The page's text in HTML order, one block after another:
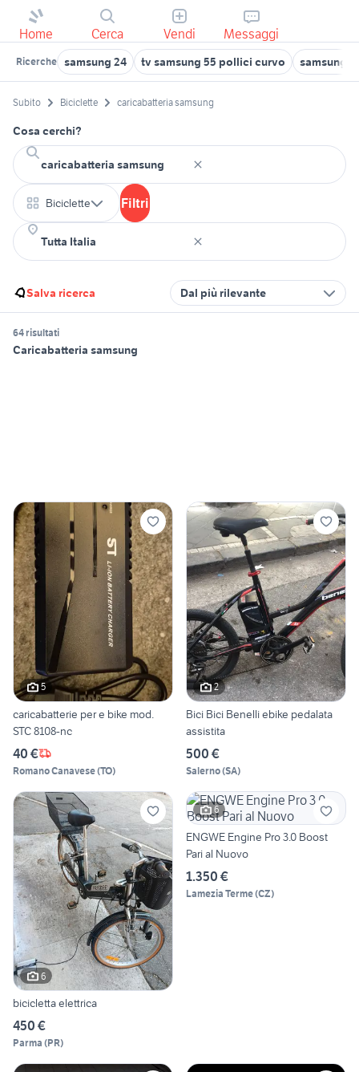
Home Cerca Vendi Messaggi
Ricerche samsung 24 tv samsung 55 pollici curvo samsung
Subito Biciclette caricabatteria samsung
Cosa cerchi?
Biciclette Filtri
Salva ricerca Dal più rilevante
64 risultati
Caricabatteria samsung
5
caricabatterie per e bike mod.
STC 8108-nc
40 €
Romano Canavese(TO)
2
Bici Bici Benelli ebike pedalata
assistita
500 €
Salerno(SA)
6
bicicletta elettrica
450 €
Parma (PR)
6
ENGWE Engine Pro 3.0 Boost
Pari al Nuovo
1.350 €
Lamezia Terme(CZ)